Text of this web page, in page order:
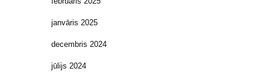
janvāris 2025
decembris 2024
jūlijs 2024